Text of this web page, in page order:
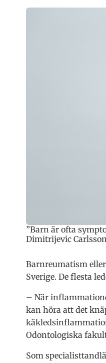
”Barn är ofta
Dimitrijevic
Barnreumatism
Sverige. De flesta
– När
kan höra att det
Odontologiska
Som